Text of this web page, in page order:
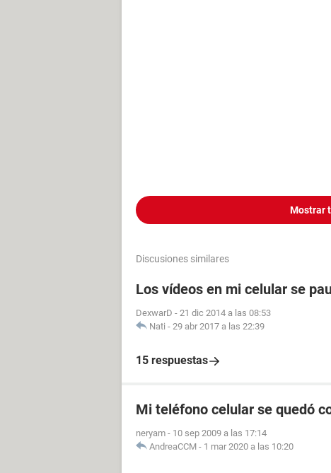
Mostrar
Discusiones similares
Los vídeos en mi celular se
DexwarD - 21 dic 2014 a las 08:53
Nati - 29 abr 2017 a las 22:39
15 respuestas
Mi teléfono celular se quedó
neryam - 10 sep 2009 a las 17:14
AndreaCCM - 1 mar 2020 a las 10:20